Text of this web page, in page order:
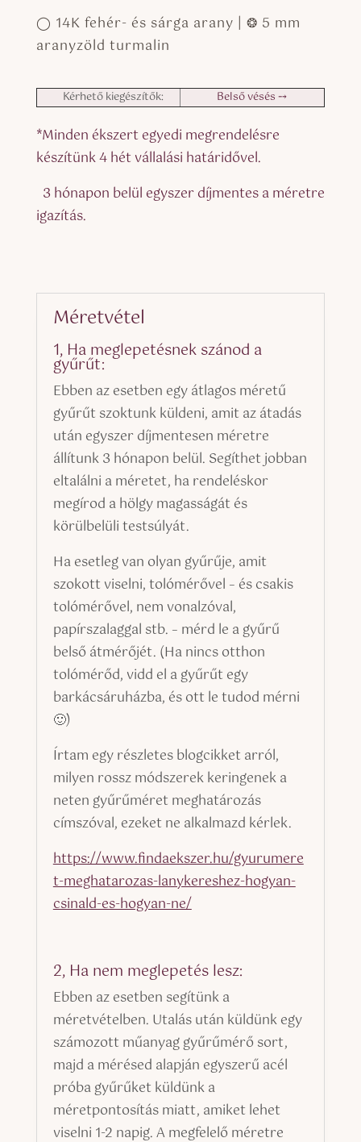
◯ 14K fehér- és sárga arany | ❂ 5 mm
aranyzöld turmalin
Kérhető kiegészítők: Belső vésés ⤍
*Minden ékszert egyedi megrendelésre
készítünk 4 hét vállalási határidővel.
3 hónapon belül egyszer díjmentes a méretre
igazítás.
Méretvétel
1, Ha meglepetésnek szánod a
gyűrűt:
Ebben az esetben egy átlagos méretű
gyűrűt szoktunk küldeni, amit az átadás
után egyszer díjmentesen méretre
állítunk 3 hónapon belül. Segíthet jobban
eltalálni a méretet, ha rendeléskor
megírod a hölgy magasságát és
körülbelüli testsúlyát.
Ha esetleg van olyan gyűrűje, amit
szokott viselni, tolómérővel – és csakis
tolómérővel, nem vonalzóval,
papírszalaggal stb. – mérd le a gyűrű
belső átmérőjét. (Ha nincs otthon
tolómérőd, vidd el a gyűrűt egy
barkácsáruházba, és ott le tudod mérni
🙂)
Írtam egy részletes blogcikket arról,
milyen rossz módszerek keringenek a
neten gyűrűméret meghatározás
címszóval, ezeket ne alkalmazd kérlek.
https://www.findaekszer.hu/gyurumere
t-meghatarozas-lanykereshez-hogyan-
csinald-es-hogyan-ne/
2, Ha nem meglepetés lesz:
Ebben az esetben segítünk a
méretvételben. Utalás után küldünk egy
számozott műanyag gyűrűmérő sort,
majd a mérésed alapján egyszerű acél
próba gyűrűket küldünk a
méretpontosítás miatt, amiket lehet
viselni 1-2 napig. A megfelelő méretre